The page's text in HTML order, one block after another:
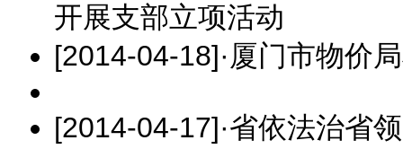
开展支部立项活动
[2014-04-18]· 厦门市物价
[2014-04-17]·省依法治省